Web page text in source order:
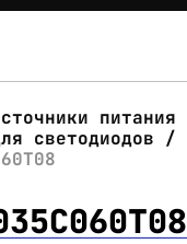
О нас
Новости
питания
светодиодов